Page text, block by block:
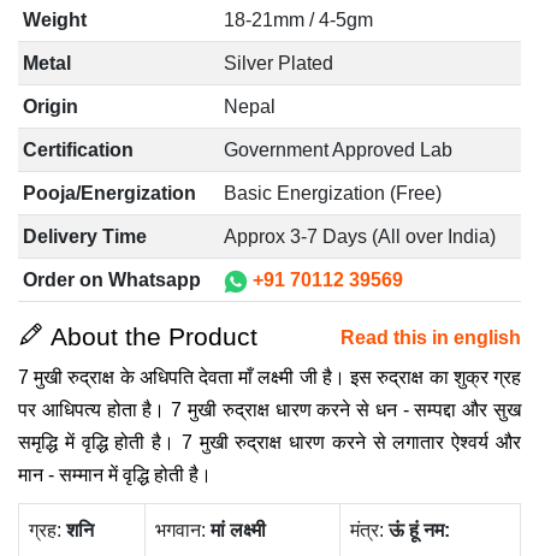
Weight 18-21mm / 4-5gm
Metal Silver Plated
Origin Nepal
Certification Government Approved Lab
Pooja/Energization Basic Energization (Free)
Delivery Time Approx 3-7 Days (All over India)
Order on Whatsapp +91 70112 39569
About the Product
Read this in english
7 मुखी रुद्राक्ष के अधिपति देवता माँ लक्ष्मी जी है। इस रुद्राक्ष का शुक्र ग्रह
पर आधिपत्य होता है। 7 मुखी रुद्राक्ष धारण करने से धन - सम्पद्दा और सुख
समृद्धि में वृद्धि होती है। 7 मुखी रुद्राक्ष धारण करने से लगातार ऐश्वर्य और
मान - सम्मान में वृद्धि होती है।
ग्रह:‍शनि भगवान:मां लक्ष्‍मी मंत्र:ऊं हूं नम: